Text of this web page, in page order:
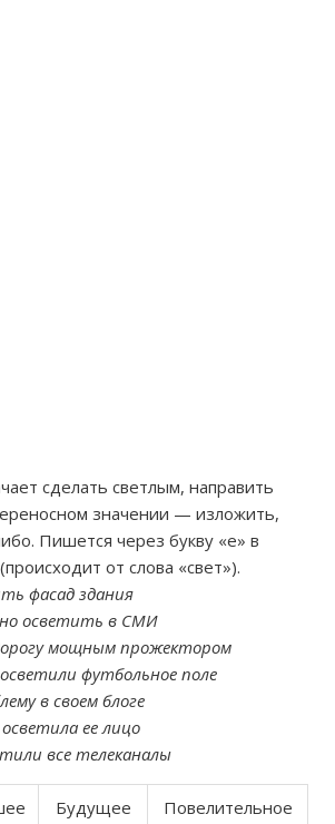
сделать светлым, направить
значении — изложить,
Пишется через букву «е» в
от слова «свет»).
фасад здания
осветить в СМИ
мощным прожектором
футбольное поле
в своем блоге
ее лицо
все телеканалы
Будущее
Повелительное